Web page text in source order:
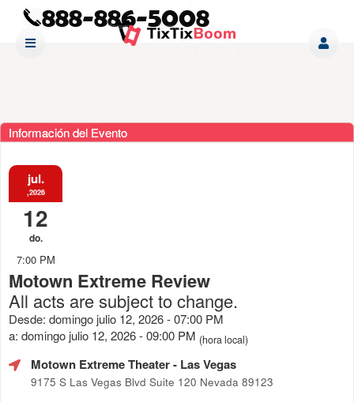
Información del Evento
jul.
,2026
12
do.
7:00 PM
Motown Extreme Review
All acts are subject to change.
Desde: domingo julio 12, 2026 - 07:00 PM
a: domingo julio 12, 2026 - 09:00 PM (hora local)
Motown Extreme Theater- Las Vegas
9175 S Las Vegas Blvd Suite 120 Nevada 89123